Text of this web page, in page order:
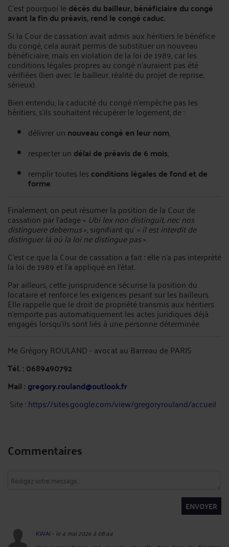
C'est pourquoi ledécès du bailleur, bénéficiaire du congé
avant la fin du préavis, rend le congé caduc.
Si la Cour de cassation avait admis aux héritiers le bénéfice
du congé, cela aurait permis de substituer un nouveau
bénéficiaire, mais en violation de la loi de 1989, car les
conditions légales propres au congé n'auraient pas été
vérifiées (lien avec le bailleur, réalité du projet de reprise,
sérieux).
Bien entendu, la caducité du congé n'empêche pas les
héritiers, s'ils souhaitent récupérer le logement, de :
délivrer un nouveau congé en leur nom,
respecter un délai de préavis de 6 mois,
remplir toutes les conditions légales de fond et de
forme.
Finalement, on peut résumer la position de la Cour de
cassation par l'adage « Ubi lex non distinguit, nec nos
distinguere debemus», signifiant qu' « il est interdit de
distinguer là où la loi ne distingue pas».
C'est ce que la Cour de cassation a fait : elle n'a pas interprété
la loi de 1989 et l'a appliqué en l'état.
Par ailleurs, cette jurisprudence sécurise la position du
locataire et renforce les exigences pesant sur les bailleurs.
Elle rappelle que le droit de propriété transmis aux héritiers
n’emporte pas automatiquement les actes juridiques déjà
engagés lorsqu’ils sont liés à une personne déterminée.
Me Grégory ROULAND - avocat au Barreau de PARIS
Tél. : 0689490792
Mail : gregory.rouland@outlook.fr
Site :https://sites.google.com/view/gregoryrouland/accueil
Commentaires
ENVOYER
KWAI- le 4 mai 2026 à 08:44